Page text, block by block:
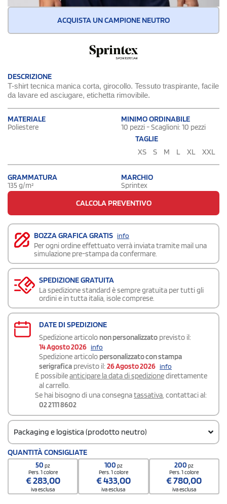
ACQUISTA UN CAMPIONE NEUTRO
DESCRIZIONE
T-shirt tecnica manica corta, girocollo. Tessuto traspirante, facile
da lavare ed asciugare, etichetta rimovibile.
MATERIALE
Poliestere
MINIMO ORDINABILE
10 pezzi - Scaglioni: 10 pezzi
TAGLIE
XS
S M L XL XXL
GRAMMATURA
135 g/m²
MARCHIO
Sprintex
CALCOLA PREVENTIVO
BOZZA GRAFICA GRATIS info
Per ogni ordine effettuato verrà inviata tramite mail una
simulazione pre-stampa da confermare.
SPEDIZIONE GRATUITA
La spedizione standard è sempre gratuita per tutti gli
ordini e in tutta italia, isole comprese.
DATE DI SPEDIZIONE
Spedizione articolo non personalizzato previsto il:
14 Agosto 2026 info
Spedizione articolo personalizzato con stampa
serigrafica previsto il: 26 Agosto 2026 info
É possibileanticipare la data di spedizionedirettamente
al carrello.
Se hai bisogno di una consegnatassativa, contattaci al:
02 2111 8602
Packaging e logistica (prodotto neutro)
Codice doganale
61099020
QUANTITÀ CONSIGLIATE
50pz
Pers. 1 colore
€283,00
iva esclusa
100 pz
Pers. 1 colore
€433,00
iva esclusa
200pz
Pers. 1 colore
€780,00
iva esclusa